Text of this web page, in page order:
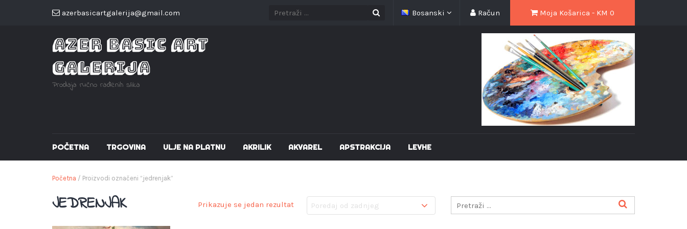
azerbasicartgalerija@gmail.com Moja Košarica - KM 0
Račun
Bosanski
AZER BASIC ART
GALERIJA
Prodaja ručno rađenih slika
POČETNA TRGOVINA ULJE NA PLATNU AKRILIK AKVAREL APSTRAKCIJA LEVHE
Početna / Proizvodi označeni “jedrenjak”
JEDRENJAK Prikazuje se jedan rezultat